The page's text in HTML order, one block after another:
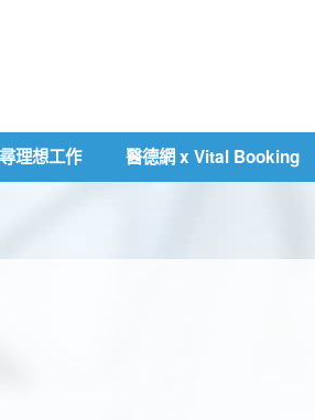
理想工作 醫德網 x Vital Booking